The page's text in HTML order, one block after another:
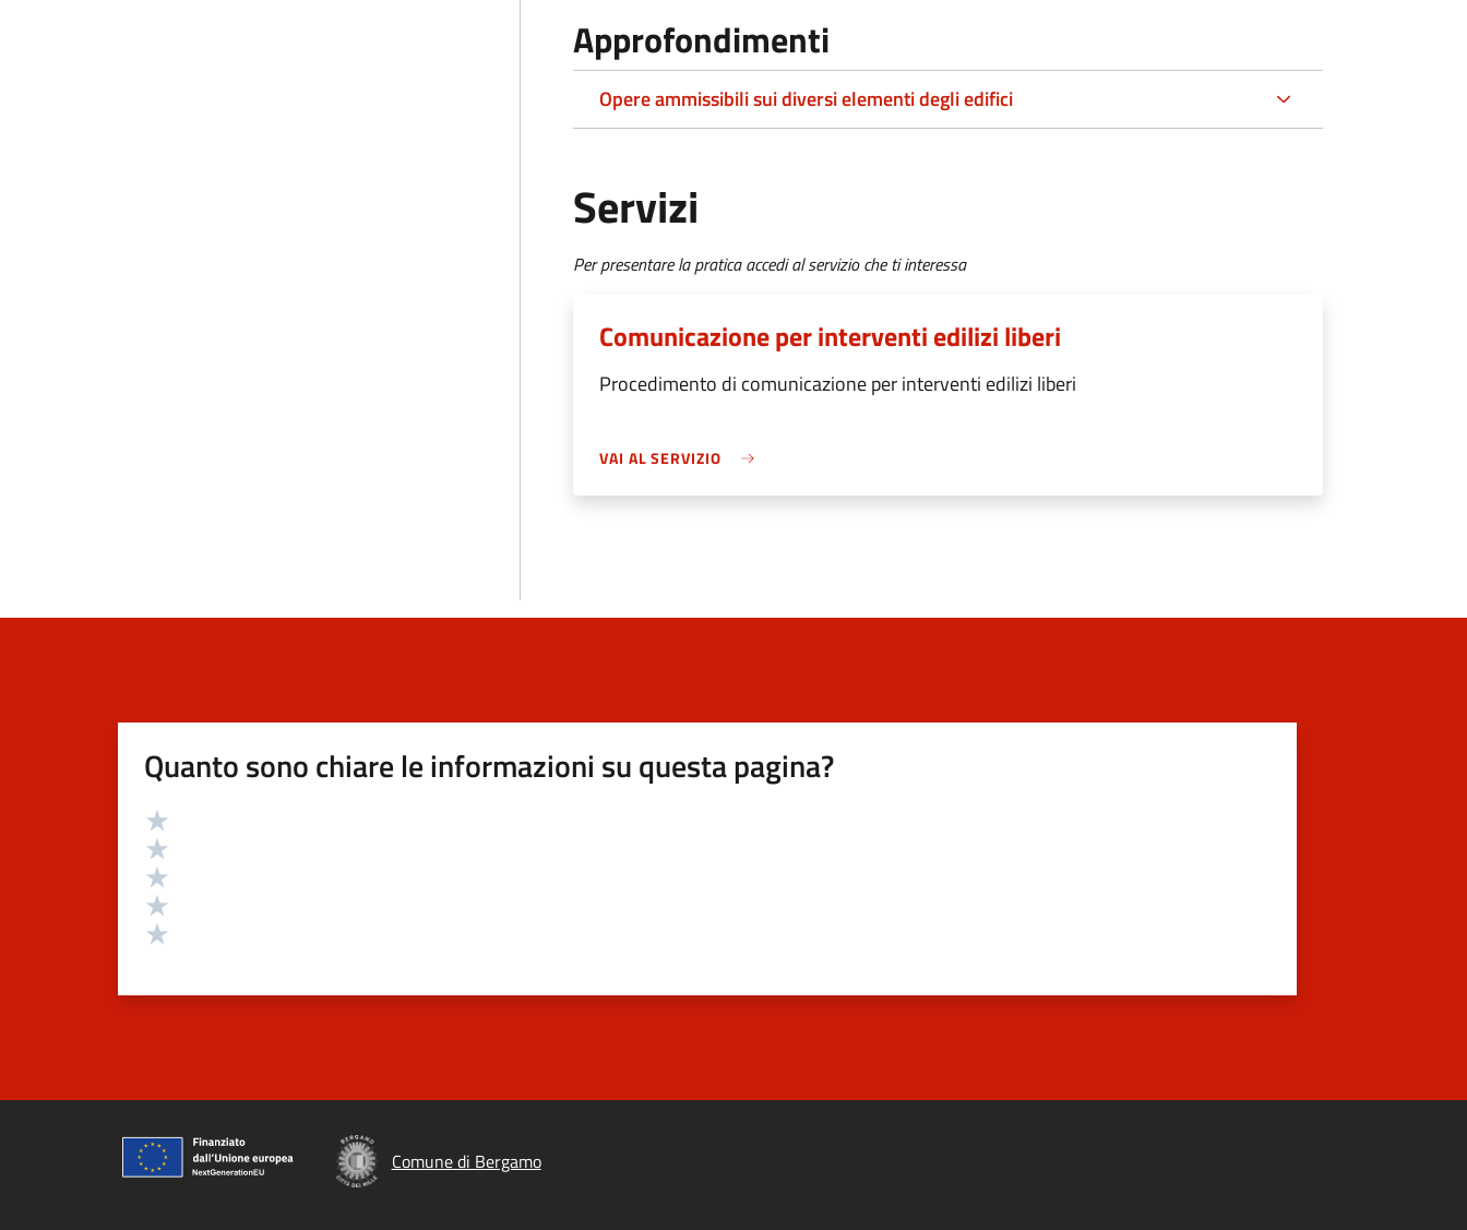
Approfondimenti
Opere ammissibili sui diversi elementi degli edifici
Servizi
Per presentare la pratica accedi al servizio che ti interessa
Comunicazione per interventi edilizi liberi
Procedimento di comunicazione per interventi edilizi liberi
VAI AL SERVIZIO
Quanto sono chiare le informazioni su questa pagina?
Valutazione
Comune di Bergamo